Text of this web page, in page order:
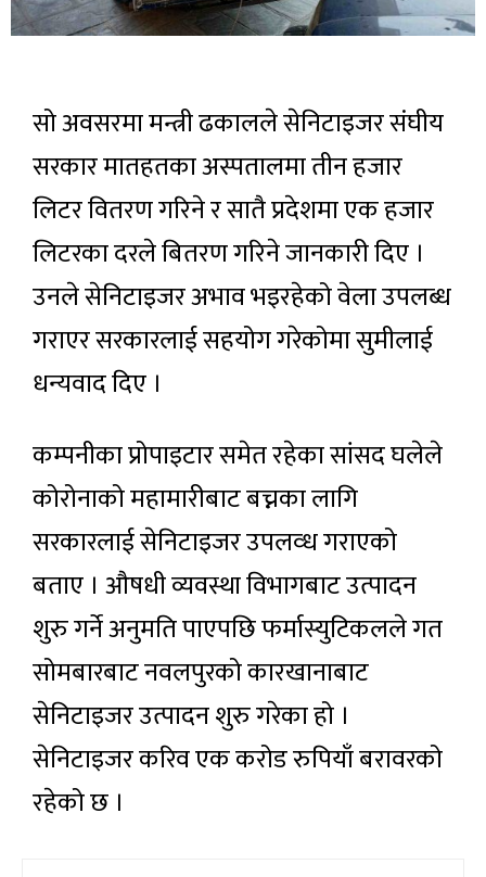
सो अवसरमा मन्त्री ढकालले सेनिटाइजर संघीय
सरकार मातहतका अस्पतालमा तीन हजार
लिटर वितरण गरिने र सातै प्रदेशमा एक हजार
लिटरका दरले बितरण गरिने जानकारी दिए ।
उनले सेनिटाइजर अभाव भइरहेको वेला उपलब्ध
गराएर सरकारलाई सहयोग गरेकोमा सुमीलाई
धन्यवाद दिए ।
कम्पनीका प्रोपाइटार समेत रहेका सांसद घलेले
कोरोनाको महामारीबाट बच्नका लागि
सरकारलाई सेनिटाइजर उपलव्ध गराएको
बताए । औषधी व्यवस्था विभागबाट उत्पादन
शुरु गर्ने अनुमति पाएपछि फर्मास्युटिकलले गत
सोमबारबाट नवलपुरको कारखानाबाट
सेनिटाइजर उत्पादन शुरु गरेका हो ।
सेनिटाइजर करिव एक करोड रुपियाँ बरावरको
रहेको छ ।